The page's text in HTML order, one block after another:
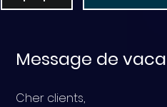
Message de
Cher clients,